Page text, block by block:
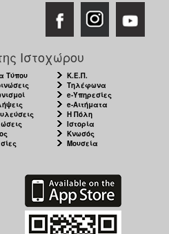
Ιστοχώρου
Τύπου
Κ.Ε.Π.
Τηλέφωνα
e-Υπηρεσίες
e-Αιτήματα
Η Πόλη
Ιστορία
Κνωσός
Μουσεία